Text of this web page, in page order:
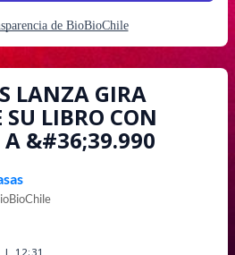
de BioBioChile
LANZA GIRA
LIBRO CON
A &#36;39.990
| 12:31